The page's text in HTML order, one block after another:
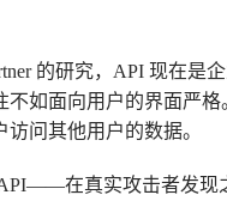
的研究，API 现在是
如面向用户的界面严
问其他用户的数据。
在真实攻击者发